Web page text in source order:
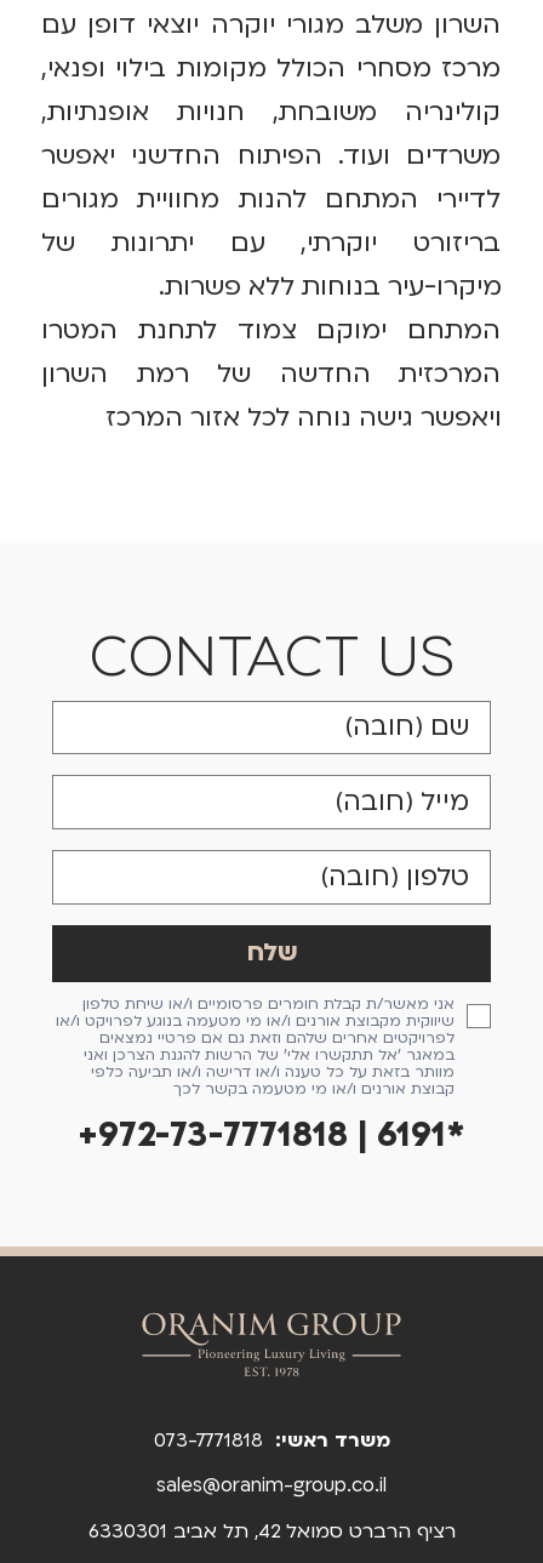
השרון משלב מגורי יוקרה יוצאי דופן עם
מרכז מסחרי הכולל מקומות בילוי ופנאי,
קולינריה משובחת, חנויות אופנתיות,
משרדים ועוד. הפיתוח החדשני יאפשר
לדיירי המתחם להנות מחוויית מגורים
בריזורט יוקרתי, עם יתרונות של
מיקרו-עיר בנוחות ללא פשרות.
המתחם ימוקם צמוד לתחנת המטרו
המרכזית החדשה של רמת השרון
ויאפשר גישה נוחה לכל אזור המרכז
CONTACT US
אני מאשר/ת קבלת חומרים פרסומיים ו/או שיחת טלפון
שיווקית מקבוצת אורנים ו/או מי מטעמה בנוגע לפרויקט ו/או
לפרויקטים אחרים שלהם וזאת גם אם פרטיי נמצאים
במאגר 'אל תתקשרו אלי' של הרשות להגנת הצרכן ואני
מוותר בזאת על כל טענה ו/או דרישה ו/או תביעה כלפי
קבוצת אורנים ו/או מי מטעמה בקשר לכך
+972-73-7771818 | 6191*
משרד ראשי: 073-7771818
sales@oranim-group.co.il
רציף הרברט סמואל 42, תל אביב 6330301